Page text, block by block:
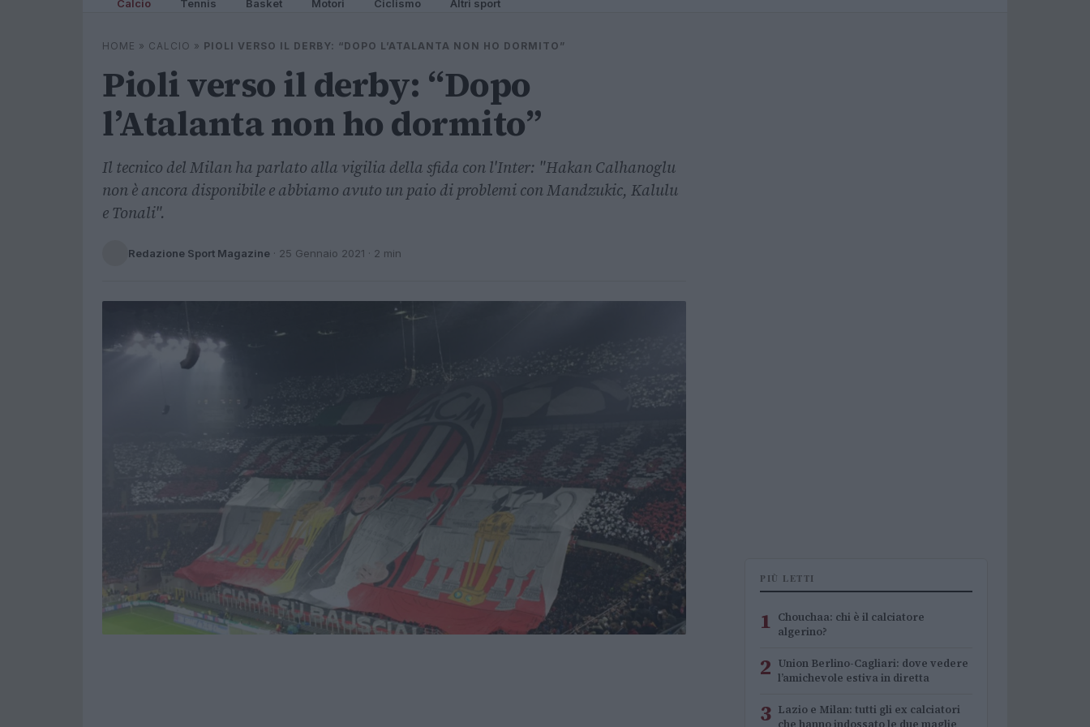
Calcio Tennis Basket Motori Ciclismo Altri sport
HOME » CALCIO » PIOLI VERSO IL DERBY: “DOPO L’ATALANTA NON HO DORMITO”
Pioli verso il derby: “Dopo
l’Atalanta non ho dormito”
Il tecnico del Milan ha parlato alla vigilia della sfida con l'Inter: "Hakan Calhanoglu
non è ancora disponibile e abbiamo avuto un paio di problemi con Mandzukic, Kalulu
e Tonali".
Redazione Sport Magazine · 25 Gennaio 2021 · 2 min
PIÙ LETTI
1 Chouchaa: chi è il calciatore
algerino?
2 Union Berlino-Cagliari: dove vedere
l’amichevole estiva in diretta
3 Lazio e Milan: tutti gli ex calciatori
che hanno indossato le due maglie